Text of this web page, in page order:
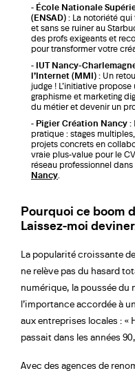
École Nationale
(ENSAD): La notoriété
et sans se ruiner au
des profs exigeants et
pour transformer votre
IUT Nancy-
l’Internet (MMI): Un
judge ! L’initiative
graphisme et marketing
du métier et devenir un
Pigier Création Nancy:
pratique : stages
projets concrets en
vraie plus-value pour le
réseau professionnel dans
Nancy
Pourquoi ce boom
Laissez-moi
La popularité croissante
ne relève pas du hasard
numérique, la poussée
l’importance accordée à
aux entreprises locales : «
passait dans les années
Avec des agences de